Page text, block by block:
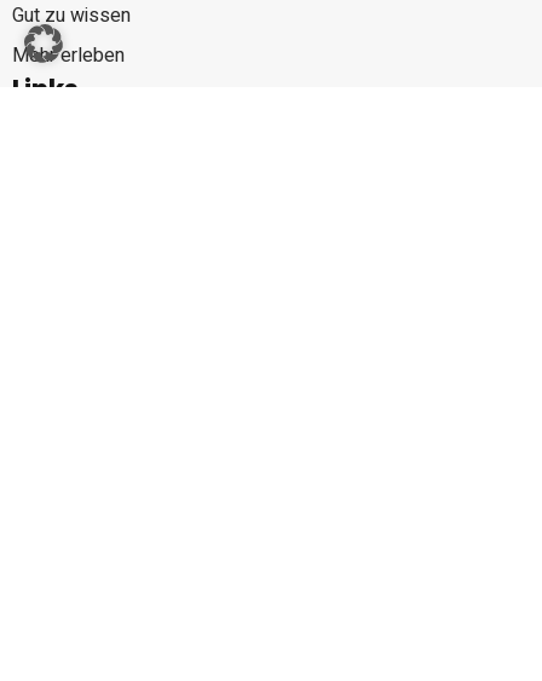
Gut zu wissen
Mehr erleben
Links